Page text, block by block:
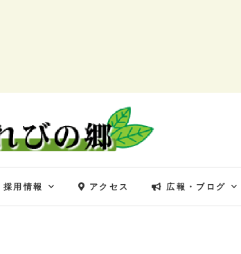
ーム こもれびの
採用情報 アクセス 広報・ブログ